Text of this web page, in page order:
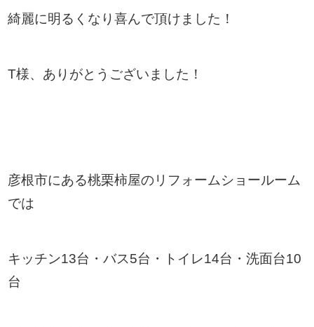
綺麗に明るくなり喜んで頂けました！
T様、ありがとうございました！
彦根市にある桃栗柿屋のリフォームショールーム
では
キッチン13台・バス5台・トイレ14台・洗面台10
台